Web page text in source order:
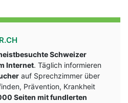
Schweizer
Internet. Täglich informieren
auf Sprechzimmer über
Prävention, Krankheit
Seiten mit fundlerten